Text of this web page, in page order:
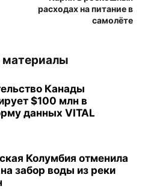
расходах на питание в
самолёте
Канады
$100 млн в
данных VITAL
Колумбия отменила
забор воды из реки